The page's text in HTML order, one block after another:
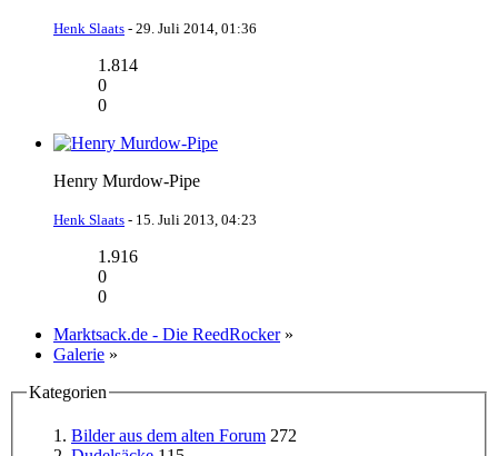
Henk Slaats - 29. Juli 2014, 01:36
1.814
0
0
Henry Murdow-Pipe
Henk Slaats - 15. Juli 2013, 04:23
1.916
0
0
Marktsack.de - Die ReedRocker »
Galerie »
Kategorien
Bilder aus dem alten Forum 272